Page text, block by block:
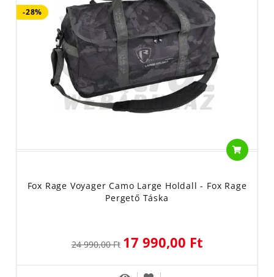
-28%
Fox Rage Voyager Camo Large Holdall - Fox Rage
Pergető Táska
24 990,00 Ft 17 990,00 Ft